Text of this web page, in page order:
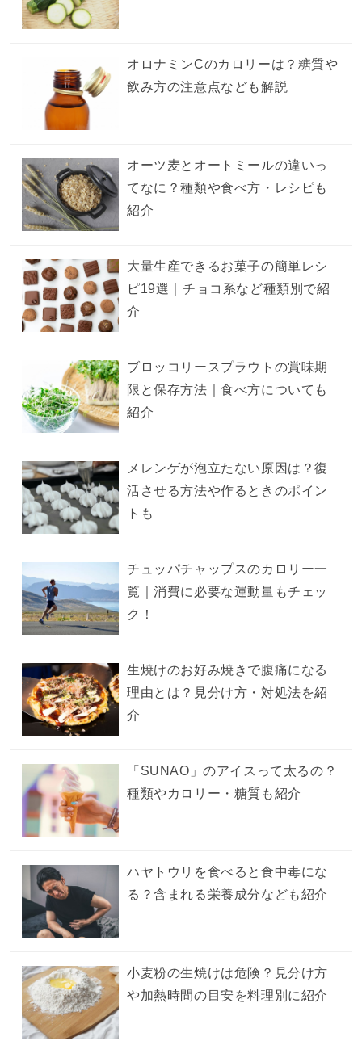
オロナミンCのカロリーは？糖質や
飲み方の注意点なども解説
オーツ麦とオートミールの違いっ
てなに？種類や食べ方・レシピも
紹介
大量生産できるお菓子の簡単レシ
ピ19選｜チョコ系など種類別で紹
介
ブロッコリースプラウトの賞味期
限と保存方法｜食べ方についても
紹介
メレンゲが泡立たない原因は？復
活させる方法や作るときのポイン
トも
チュッパチャップスのカロリー一
覧｜消費に必要な運動量もチェッ
ク！
生焼けのお好み焼きで腹痛になる
理由とは？見分け方・対処法を紹
介
「SUNAO」のアイスって太るの？
種類やカロリー・糖質も紹介
ハヤトウリを食べると食中毒にな
る？含まれる栄養成分なども紹介
小麦粉の生焼けは危険？見分け方
や加熱時間の目安を料理別に紹介